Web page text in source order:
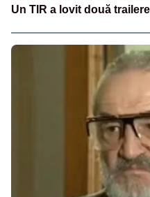
Un TIR a lovit două